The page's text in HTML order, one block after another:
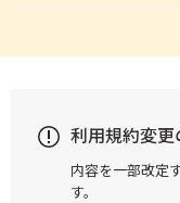
利用規約変
内容を一部改定
す。